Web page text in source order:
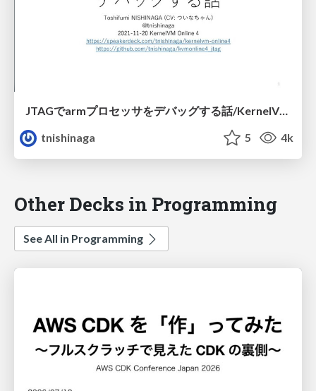
JTAGでarmプロセッサをデバッグする話/KernelVM Online4
tnishinaga
5 4k
Other Decks in Programming
See All in Programming